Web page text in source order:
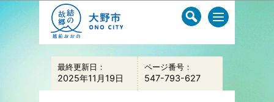
このページの本文へ移動
最終更新日：
2025年11月19日
ページ番号：
547-793-627